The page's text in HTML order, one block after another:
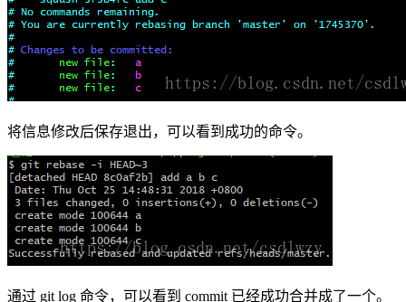
将信息修改后保存退出，可以看到成功的命令。
通过 git log 命令，可以看到 commit 已经成功合并成了一个。